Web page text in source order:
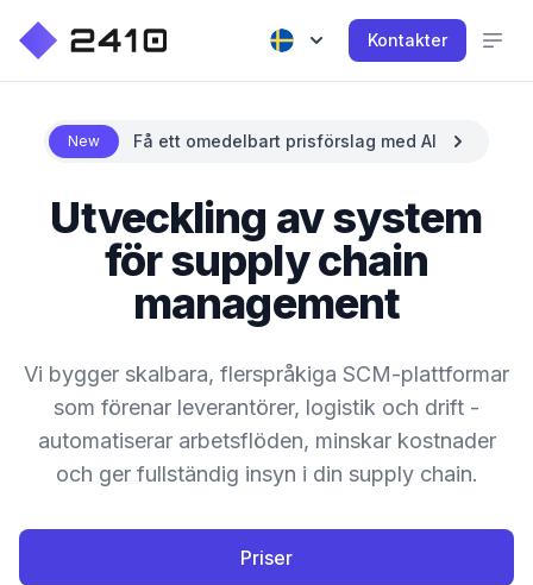
Kontakter
New Få ett omedelbart prisförslag med AI
Utveckling av system
för supply chain
management
Vi bygger skalbara, flerspråkiga SCM-plattformar
som förenar leverantörer, logistik och drift -
automatiserar arbetsflöden, minskar kostnader
och ger fullständig insyn i din supply chain.
Priser